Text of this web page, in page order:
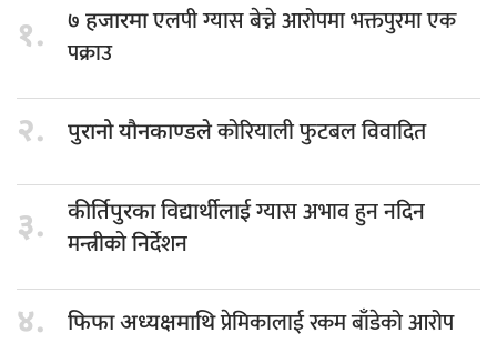
१. ७ हजारमाएलपी ग्यास बेच्ने आरोपमा भक्तपुरमा एक
पक्राउ
२. पुरानो यौनकाण्डलेकोरियाली फुटबल विवादित
३. कीर्तिपुरका विद्यार्थीलाईग्यास अभाव हुन नदिन
मन्त्रीको निर्देशन
४. फिफा अध्यक्षमाथिप्रेमिकालाई रकम बाँडेको आरोप